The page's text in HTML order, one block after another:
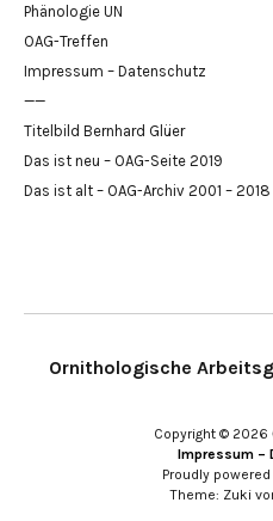
Phänologie UN
OAG-Treffen
Impressum – Datenschutz
——
Titelbild Bernhard Glüer
Das ist neu – OAG-Seite 2019
Das ist alt – OAG-Archiv 2001 – 2018
Ornithologische
Copyright © 2026
Impressum –
Proudly
Theme: Zuki